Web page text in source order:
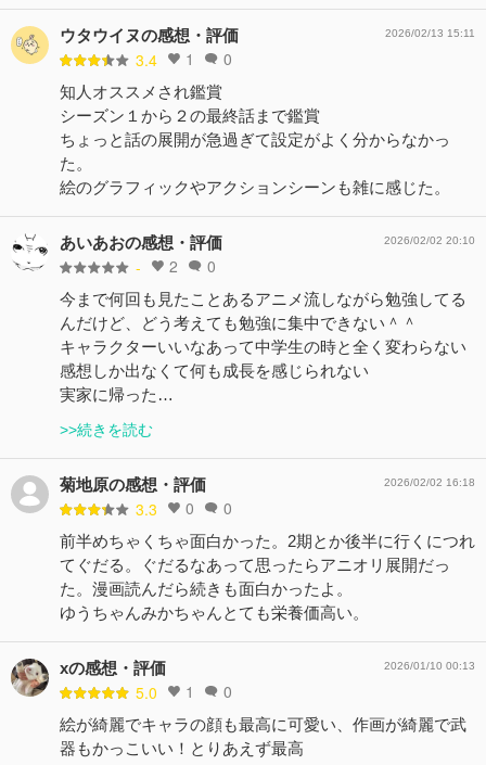
ウタウイヌの感想・評価
3.4 1 0
2026/02/13 15:11
知人オススメされ鑑賞
シーズン１から２の最終話まで鑑賞
ちょっと話の展開が急過ぎて設定がよく分からなかっ
た。
絵のグラフィックやアクションシーンも雑に感じた。
あいあおの感想・評価
- 2 0
2026/02/02 20:10
今まで何回も見たことあるアニメ流しながら勉強してる
んだけど、どう考えても勉強に集中できない＾＾
キャラクターいいなあって中学生の時と全く変わらない
感想しか出なくて何も成長を感じられない
実家に帰った…
>>続きを読む
菊地原の感想・評価
3.3 0 0
2026/02/02 16:18
前半めちゃくちゃ面白かった。2期とか後半に行くにつれ
てぐだる。ぐだるなあって思ったらアニオリ展開だっ
た。漫画読んだら続きも面白かったよ。
ゆうちゃんみかちゃんとても栄養価高い。
xの感想・評価
5.0 1 0
2026/01/10 00:13
絵が綺麗でキャラの顔も最高に可愛い、作画が綺麗で武
器もかっこいい！とりあえず最高